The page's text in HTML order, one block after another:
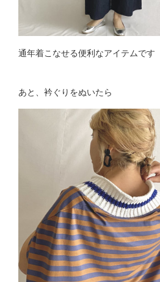
通年着こなせる便利なアイテムです
あと、衿ぐりをぬいたら